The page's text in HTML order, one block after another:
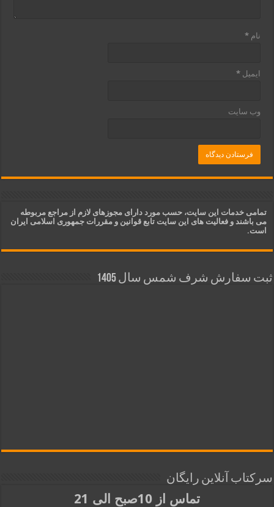
نام*
ایمیل*
وب‌ سایت
تمامی خدمات این سایت، حسب مورد دارای مجوزهای لازم از مراجع مربوطه
می باشند و فعالیت های این سایت تابع قوانین و مقررات جمهوری اسلامی ایران
است.
ثبت سفارش شرف شمس سال 1405
سرکتاب آنلاین رایگان
تماس از 10صبح الی 21